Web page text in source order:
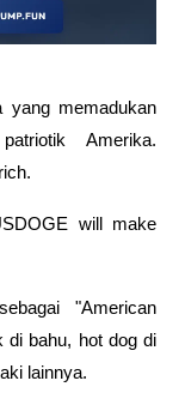
yang memadukan
Amerika.
will make
"American
di bahu, hot dog di
lainnya.